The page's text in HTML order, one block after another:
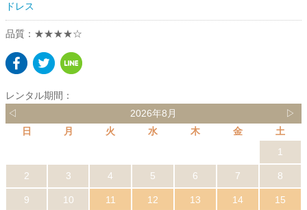
ドレス
品質：★★★★☆
レンタル期間：
◁
2026年8月
▷
日
月 火 水 木 金
土
1
2 3 4 5 6 7 8
9 10 11 12 13 14 15